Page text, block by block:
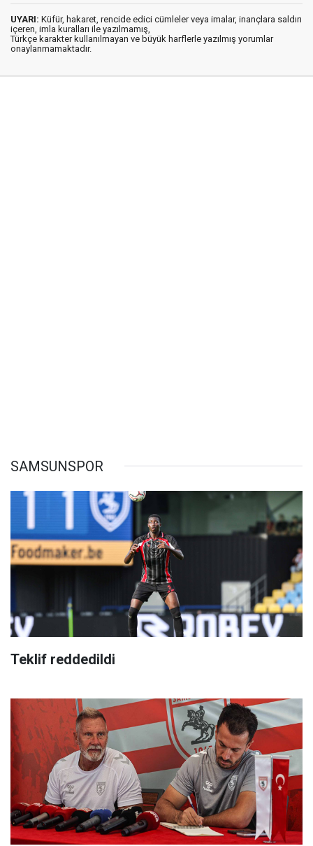
UYARI: Küfür, hakaret, rencide edici cümleler veya imalar, inançlara saldırı
içeren, imla kuralları ile yazılmamış,
Türkçe karakter kullanılmayan ve büyük harflerle yazılmış yorumlar
onaylanmamaktadır.
SAMSUNSPOR
Teklif reddedildi